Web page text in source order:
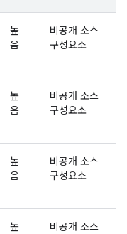
높
음
비공개 소스
구성요소
높
음
비공개 소스
구성요소
높
음
비공개 소스
구성요소
높
비공개 소스